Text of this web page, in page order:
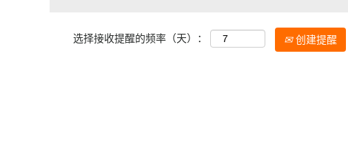
选择接收提醒的频率（天）： 创建提醒